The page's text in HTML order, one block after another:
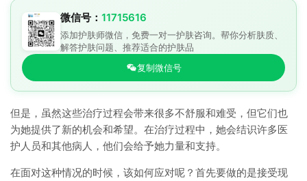
微信号： 11715616
添加护肤师微信，免费一对一护肤咨询。帮你分析肤质、
解答护肤问题、推荐适合的护肤品
复制微信号
但是，虽然这些治疗过程会带来很多不舒服和难受，但它们也
为她提供了新的机会和希望。在治疗过程中，她会结识许多医
护人员和其他病人，他们会给予她力量和支持。
在面对这种情况的时候，该如何应对呢？首先要做的是接受现